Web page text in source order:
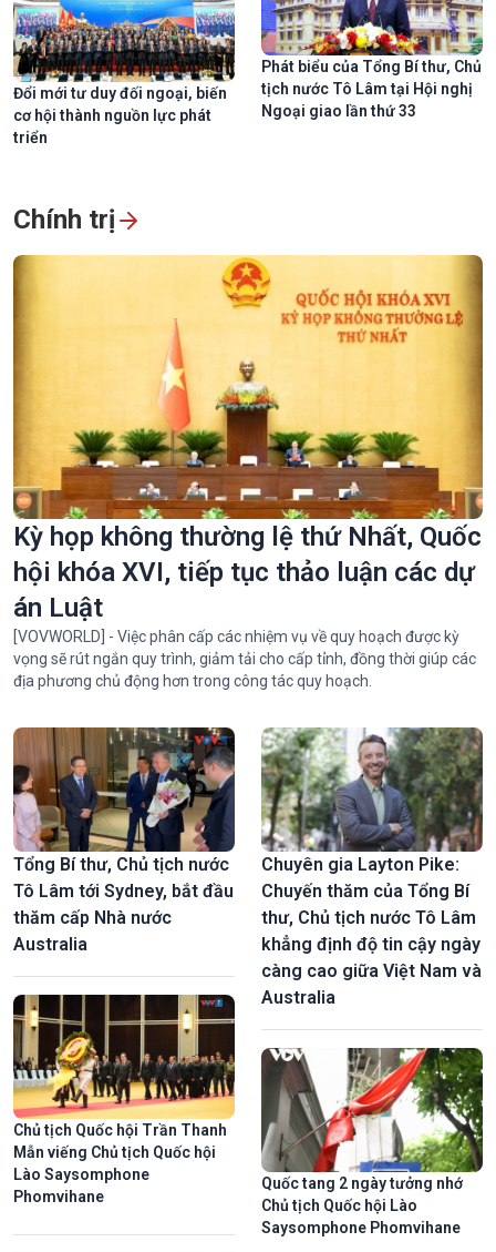
Đổi mới tư duy đối ngoại, biến
cơ hội thành nguồn lực phát
triển
Phát biểu của Tổng Bí thư, Chủ
tịch nước Tô Lâm tại Hội nghị
Ngoại giao lần thứ 33
Chính trị
Kỳ họp không thường lệ thứ Nhất, Quốc
hội khóa XVI, tiếp tục thảo luận các dự
án Luật
[VOVWORLD] - Việc phân cấp các nhiệm vụ về quy hoạch được kỳ
vọng sẽ rút ngắn quy trình, giảm tải cho cấp tỉnh, đồng thời giúp các
địa phương chủ động hơn trong công tác quy hoạch.
Tổng Bí thư, Chủ tịch nước
Tô Lâm tới Sydney, bắt đầu
thăm cấp Nhà nước
Australia
Chủ tịch Quốc hội Trần Thanh
Mẫn viếng Chủ tịch Quốc hội
Lào Saysomphone
Phomvihane
Chuyên gia Layton Pike:
Chuyến thăm của Tổng Bí
thư, Chủ tịch nước Tô Lâm
khẳng định độ tin cậy ngày
càng cao giữa Việt Nam và
Australia
Quốc tang 2 ngày tưởng nhớ
Chủ tịch Quốc hội Lào
Saysomphone Phomvihane